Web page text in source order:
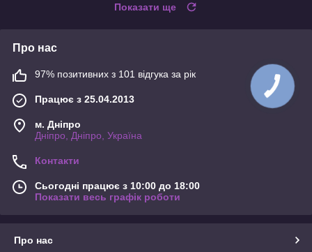
Показати ще
Про нас
97% позитивних з 101 відгука за рік
Працює з 25.04.2013
м. Дніпро
Дніпро, Дніпро, Україна
Контакти
Сьогодні працює з 10:00 до 18:00
Показати весь графік роботи
Про нас